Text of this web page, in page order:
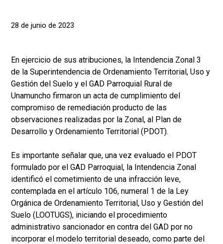
28 de junio de 2023
En ejercicio de sus atribuciones, la Intendencia Zonal 3
de la Superintendencia de Ordenamiento Territorial, Uso y
Gestión del Suelo y el GAD Parroquial Rural de
Unamuncho firmaron un acta de cumplimiento del
compromiso de remediación producto de las
observaciones realizadas por la Zonal, al Plan de
Desarrollo y Ordenamiento Territorial (PDOT).
Es importante señalar que, una vez evaluado el PDOT
formulado por el GAD Parroquial, la Intendencia Zonal
identificó el cometimiento de una infracción leve,
contemplada en el artículo 106, numeral 1 de la Ley
Orgánica de Ordenamiento Territorial, Uso y Gestión del
Suelo (LOOTUGS), iniciando el procedimiento
administrativo sancionador en contra del GAD por no
incorporar el modelo territorial deseado, como parte del